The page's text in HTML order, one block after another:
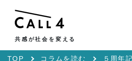
共感が社会を変える
TOP コラムを読む